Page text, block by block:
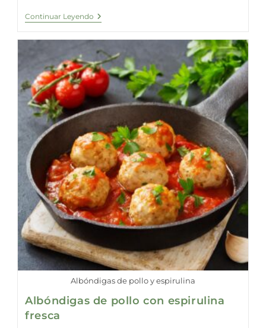
Continuar Leyendo Pizza
Con
Espirulina
Fresca
Albóndigas de pollo y espirulina
Albóndigas de pollo con espirulina
fresca